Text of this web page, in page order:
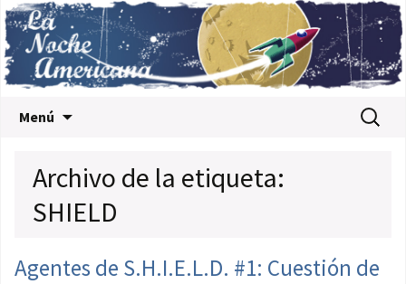
Menú Buscar:
Archivo de la etiqueta:
SHIELD
Agentes de S.H.I.E.L.D. #1: Cuestión de